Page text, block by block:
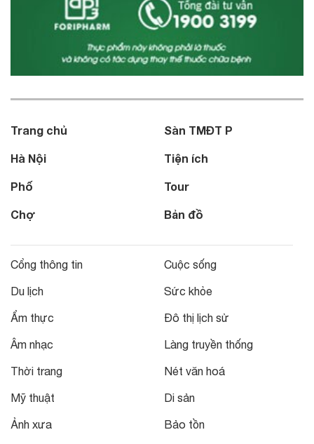
Trang chủ
Hà Nội
Phố
Chợ
Sàn TMĐT P
Tiện ích
Tour
Bản đồ
Cổng thông tin
Du lịch
Ẩm thực
Âm nhạc
Thời trang
Mỹ thuật
Ảnh xưa
Cuộc sống
Sức khỏe
Đô thị lịch sử
Làng truyền thống
Nét văn hoá
Di sản
Bảo tồn